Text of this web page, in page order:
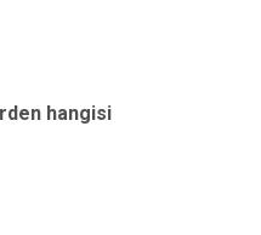
hangisi